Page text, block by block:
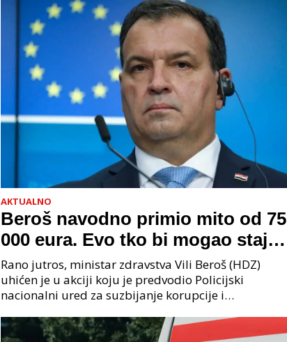
AKTUALNO
Beroš navodno primio mito od 75
000 eura. Evo tko bi mogao stajati
na čelu zločinačkog udruženja
Rano jutros, ministar zdravstva Vili Beroš (HDZ)
uhićen je u akciji koju je predvodio Policijski
nacionalni ured za suzbijanje korupcije i
priopćenju USKOK